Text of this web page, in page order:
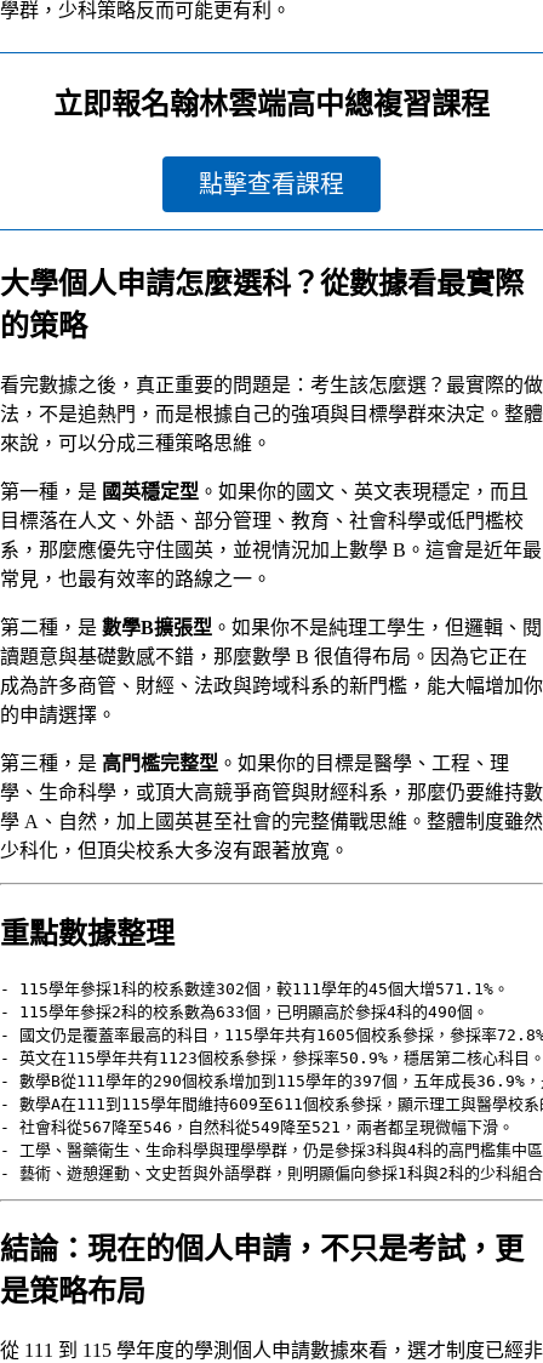
學群，少科策略反而可能更有利。
立即報名翰林雲端高中總複習課程
點擊查看課程
大學個人申請怎麼選科？從數據看最實際
的策略
看完數據之後，真正重要的問題是：考生該怎麼選？最實際的做
法，不是追熱門，而是根據自己的強項與目標學群來決定。整體
來說，可以分成三種策略思維。
第一種，是 國英穩定型 。如果你的國文、英文表現穩定，而且
目標落在人文、外語、部分管理、教育、社會科學或低門檻校
系，那麼應優先守住國英，並視情況加上數學 B。這會是近年最
常見，也最有效率的路線之一。
第二種，是 數學B擴張型 。如果你不是純理工學生，但邏輯、閱
讀題意與基礎數感不錯，那麼數學 B 很值得布局。因為它正在
成為許多商管、財經、法政與跨域科系的新門檻，能大幅增加你
的申請選擇。
第三種，是 高門檻完整型 。如果你的目標是醫學、工程、理
學、生命科學，或頂大高競爭商管與財經科系，那麼仍要維持數
學 A、自然，加上國英甚至社會的完整備戰思維。整體制度雖然
少科化，但頂尖校系大多沒有跟著放寬。
重點數據整理
- 115學年參採1科的校系數達302個，較111學年的45個大增571.1%。
- 115學年參採2科的校系數為633個，已明顯高於參採4科的490個。
- 國文仍是覆蓋率最高的科目，115學年共有1605個校系參採，參採率
- 英文在115學年共有1123個校系參採，參採率50.9%，穩居第二核心科目
- 數學B從111學年的290個校系增加到115學年的397個，五年成長36.9%，
- 數學A在111到115學年間維持609至611個校系參採，顯示理工與醫學校系
- 社會科從567降至546，自然科從549降至521，兩者都呈現微幅下滑。
- 工學、醫藥衛生、生命科學與理學學群，仍是參採3科與4科的高門檻集中
- 藝術、遊憩運動、文史哲與外語學群，則明顯偏向參採1科與2科的少科組
結論：現在的個人申請，不只是考試，更
是策略布局
從 111 到 115 學年度的學測個人申請數據來看，選才制度已經非